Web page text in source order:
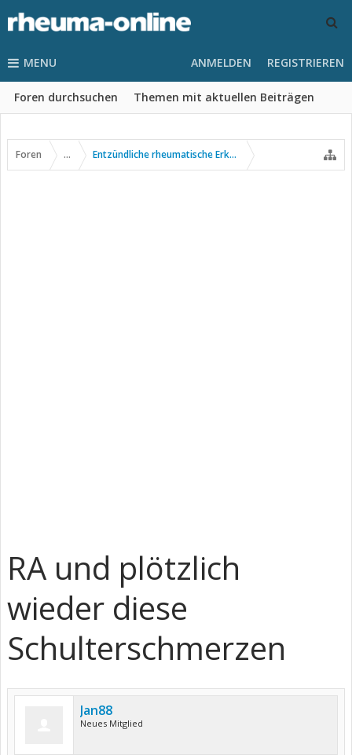
MENU
Foren durchsuchen Themen mit aktuellen Beiträgen
ANMELDEN REGISTRIEREN
Foren ... Entzündliche rheumatische Erkrankungen
RA und plötzlich
wieder diese
Schulterschmerzen
Jan88
Neues Mitglied